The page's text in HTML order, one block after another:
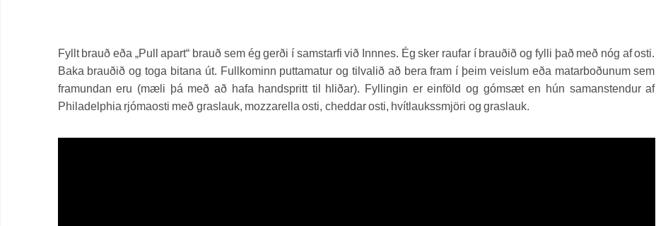
Fyllt brauð eða „Pull apart“ brauð sem ég gerði í samstarfi við Innnes. Ég sker raufar í brauðið og fylli það með nóg af osti.
Baka brauðið og toga bitana út. Fullkominn puttamatur og tilvalið að bera fram í þeim veislum eða matarboðunum sem
framundan eru (mæli þá með að hafa handspritt til hliðar). Fyllingin er einföld og gómsæt en hún samanstendur af
Philadelphia rjómaosti með graslauk, mozzarella osti, cheddar osti, hvítlaukssmjöri og graslauk.